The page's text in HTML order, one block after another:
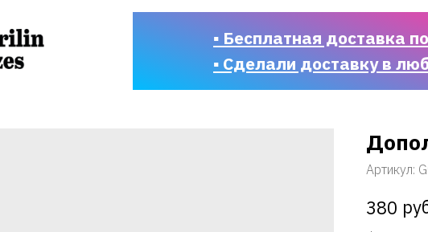
▪ Бесплатная доставка
▪ Сделали доставку в
Артикул:
380